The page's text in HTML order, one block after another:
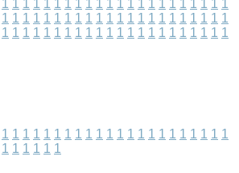
1 1 1 1 1 1 1 1 1 1 1 1 1 1 1 1 1 1 1 1 1 1
1 1 1 1 1 1 1 1 1 1 1 1 1 1 1 1 1 1 1 1 1 1
1 1 1 1 1 1 1 1 1 1 1 1 1 1 1 1 1 1 1 1 1 1
1 1 1 1 1 1 1 1 1 1 1 1 1 1 1 1 1 1 1 1 1 1
1 1 1 1 1 1